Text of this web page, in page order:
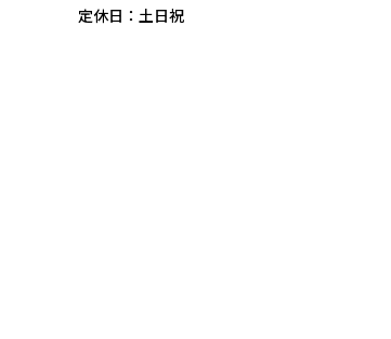
定休日：土日祝